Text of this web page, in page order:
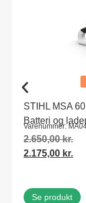
STIHL MSA
Batteri og
Varenummer:
2.650,00kr.
2.175,00 kr.
Se produkt